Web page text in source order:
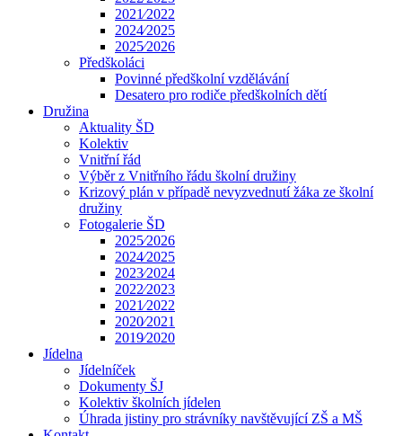
2021⁄2022
2024⁄2025
2025⁄2026
Předškoláci
Povinné předškolní vzdělávání
Desatero pro rodiče předškolních dětí
Družina
Aktuality ŠD
Kolektiv
Vnitřní řád
Výběr z Vnitřního řádu školní družiny
Krizový plán v případě nevyzvednutí žáka ze školní
družiny
Fotogalerie ŠD
2025⁄2026
2024⁄2025
2023⁄2024
2022⁄2023
2021⁄2022
2020⁄2021
2019⁄2020
Jídelna
Jídelníček
Dokumenty ŠJ
Kolektiv školních jídelen
Úhrada jistiny pro strávníky navštěvující ZŠ a MŠ